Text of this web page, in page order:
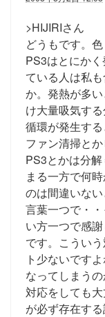
>HIJIRIさん
どうもです。
PS3はとにか
ている人は私
か。発熱が多
け大量吸気す
循環が発生す
ファン清掃と
PS3とかは分
まる一方で何
のは間違いない
言葉一つで・
い方一つで感
です。こうい
ト少ないです
なってしまう
対応をしても
が必ず存在す